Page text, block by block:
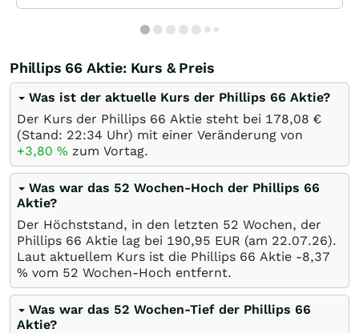
Phillips 66 Aktie: Kurs & Preis
Was ist der aktuelle Kurs der Phillips 66 Aktie?
Der Kurs der Phillips 66 Aktie steht bei 178,08 €
(Stand: 22:34 Uhr) mit einer Veränderung von
+3,80 % zum Vortag.
Was war das 52 Wochen-Hoch der Phillips 66
Aktie?
Der Höchststand, in den letzten 52 Wochen, der
Phillips 66 Aktie lag bei 190,95 EUR (am 22.07.26).
Laut aktuellem Kurs ist die Phillips 66 Aktie -8,37
% vom 52 Wochen-Hoch entfernt.
Was war das 52 Wochen-Tief der Phillips 66
Aktie?